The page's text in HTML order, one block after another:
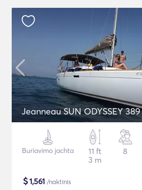
Jeanneau SUN ODYSSEY 389
Buriavimo jachta
11 ft
3 m
8
$1,561 /naktinis